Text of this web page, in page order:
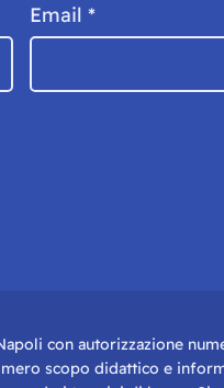
Email *
con autorizzazione
scopo didattico e